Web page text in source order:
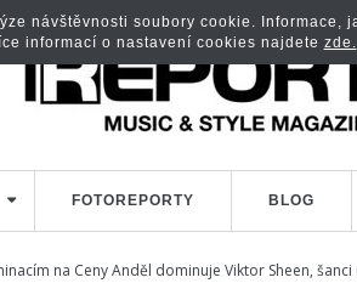
FOTOREPORTY BLOG
na Ceny Anděl dominuje Viktor Sheen,
návštěvnosti soubory cookie.
informací o nastavení cookies najdete zde.